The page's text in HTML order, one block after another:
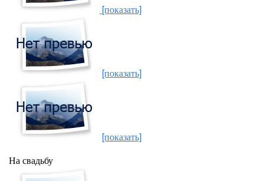
[показать]
[показать]
[показать]
На свадьбу